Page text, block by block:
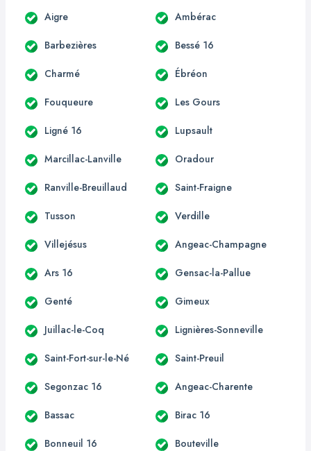
Aigre Ambérac
Barbezières Bessé 16
Charmé Ébréon
Fouqueure Les Gours
Ligné 16 Lupsault
Marcillac-Lanville Oradour
Ranville-Breuillaud Saint-Fraigne
Tusson Verdille
Villejésus Angeac-Champagne
Ars 16 Gensac-la-Pallue
Genté Gimeux
Juillac-le-Coq Lignières-Sonneville
Saint-Fort-sur-le-Né Saint-Preuil
Segonzac 16 Angeac-Charente
Bassac Birac 16
Bonneuil 16 Bouteville